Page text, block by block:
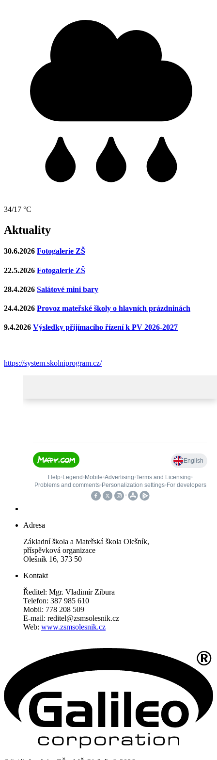
34/17 °C
Aktuality
30.6.2026 Fotogalerie ZŠ
22.5.2026 Fotogalerie ZŠ
28.4.2026 Salátové mini bary
24.4.2026 Provoz mateřské školy o hlavních prázdninách
9.4.2026 Výsledky přijímacího řízení k PV 2026-2027
https://system.skolniprogram.cz/
Adresa
Základní škola a Mateřská škola Olešník,
příspěvková organizace
Olešník 16, 373 50
Kontakt
Ředitel: Mgr. Vladimír Zibura
Telefon: 387 985 610
Mobil: 778 208 509
E-mail: reditel@zsmsolesnik.cz
Web: www.zsmsolesnik.cz